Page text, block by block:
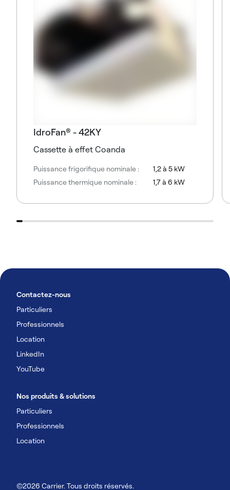
IdroFan® - 42KY
Cassette à effet Coanda
Puissance frigorifique nominale :
1,2 à 5 kW
Puissance thermique nominale :
1,7 à 6 kW
Contactez-nous
Particuliers
Professionnels
Location
LinkedIn
YouTube
Nos produits & solutions
Particuliers
Professionnels
Location
©2026 Carrier. Tous droits réservés.